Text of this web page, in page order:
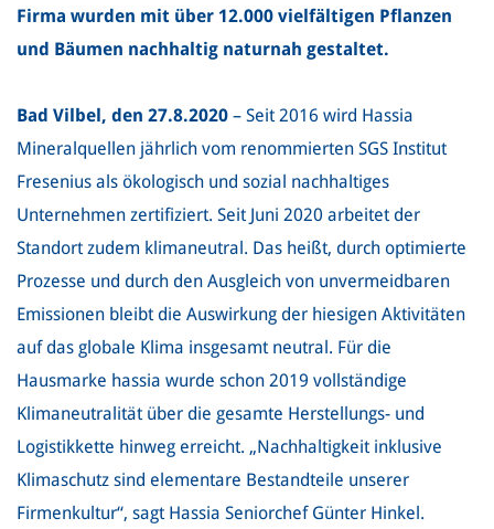
Firma wurden mit über 12.000 vielfältigen Pflanzen
und Bäumen nachhaltig naturnah gestaltet.
Bad Vilbel, den 27.8.2020 – Seit 2016 wird Hassia
Mineralquellen jährlich vom renommierten SGS Institut
Fresenius als ökologisch und sozial nachhaltiges
Unternehmen zertifiziert. Seit Juni 2020 arbeitet der
Standort zudem klimaneutral. Das heißt, durch optimierte
Prozesse und durch den Ausgleich von unvermeidbaren
Emissionen bleibt die Auswirkung der hiesigen Aktivitäten
auf das globale Klima insgesamt neutral. Für die
Hausmarke hassia wurde schon 2019 vollständige
Klimaneutralität über die gesamte Herstellungs- und
Logistikkette hinweg erreicht. „Nachhaltigkeit inklusive
Klimaschutz sind elementare Bestandteile unserer
Firmenkultur“, sagt Hassia Seniorchef Günter Hinkel.